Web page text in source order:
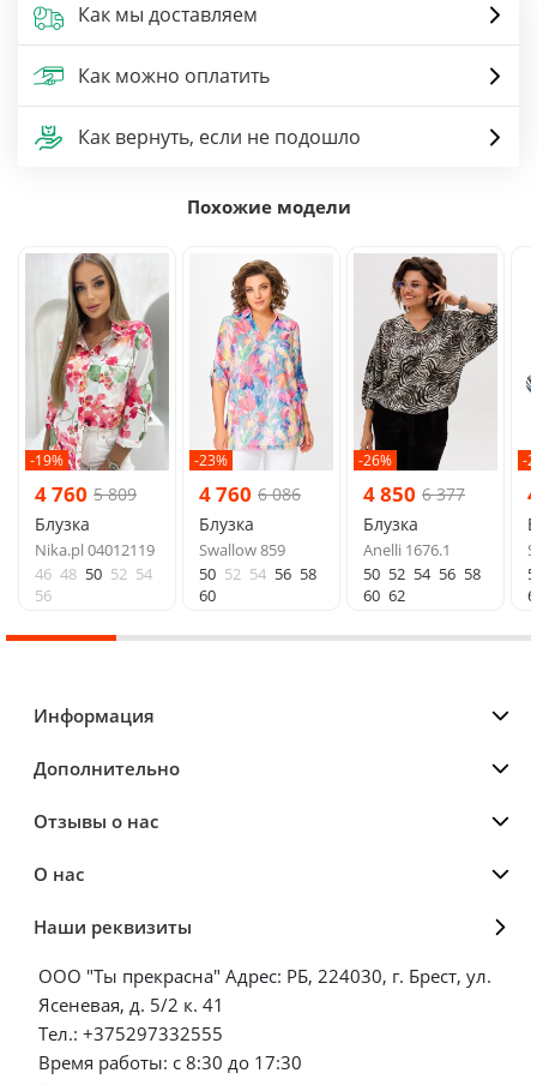
Как мы доставляем
Как можно оплатить
Как вернуть, если не подошло
Похожие модели
-19%
4 760 5 809
Блузка
Nika.pl 04012119
46 48 50 52 54
56
-23%
4 760 6 086
Блузка
Swallow 859
50 52 54 56 58
60
-26%
4 850 6 377
Блузка
Anelli 1676.1
50 52 54 56 58
60 62
-
Информация
Дополнительно
Отзывы о нас
О нас
Наши реквизиты
ООО "Ты прекрасна" Адрес: РБ, 224030, г. Брест, ул.
Ясеневая, д. 5/2 к. 41
Тел.: +375297332555
Время работы: с 8:30 до 17:30